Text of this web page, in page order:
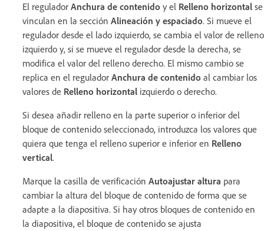
El regulador Anchura de contenido y el Relleno horizontal se
vinculan en la sección Alineación y espaciado. Si mueve el
regulador desde el lado izquierdo, se cambia el valor de relleno
izquierdo y, si se mueve el regulador desde la derecha, se
modifica el valor del relleno derecho. El mismo cambio se
replica en el regulador Anchura de contenido al cambiar los
valores de Relleno horizontal izquierdo o derecho.
Si desea añadir relleno en la parte superior o inferior del
bloque de contenido seleccionado, introduzca los valores que
quiera que tenga el relleno superior e inferior en Relleno
vertical.
Marque la casilla de verificación Autoajustar altura para
cambiar la altura del bloque de contenido de forma que se
adapte a la diapositiva. Si hay otros bloques de contenido en
la diapositiva, el bloque de contenido se ajusta